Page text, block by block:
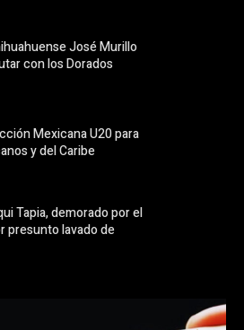
José Murillo
con los Dorados
Mexicana U20 para
y del Caribe
Tapia, demorado por el
presunto lavado de